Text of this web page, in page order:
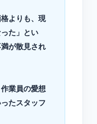
よりも、現
た」とい
が散見され
業員の愛想
たスタッフ